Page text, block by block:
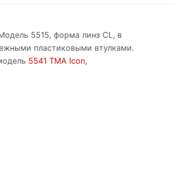
5515, форма линз CL, в
пластиковыми втулками.
5541 TMA Icon,